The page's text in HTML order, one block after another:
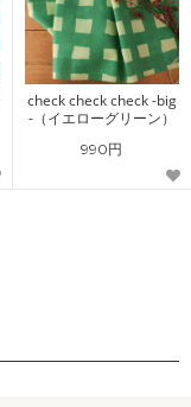
check check check -big
-（イエローグリーン）
990円